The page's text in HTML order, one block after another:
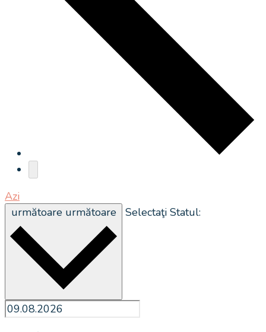
Azi
următoare următoare Selectaţi Statul: